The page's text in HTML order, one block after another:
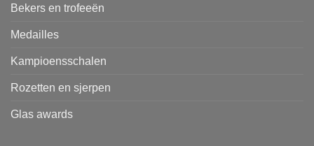
Bekers en trofeeën
Medailles
Kampioensschalen
Rozetten en sjerpen
Glas awards